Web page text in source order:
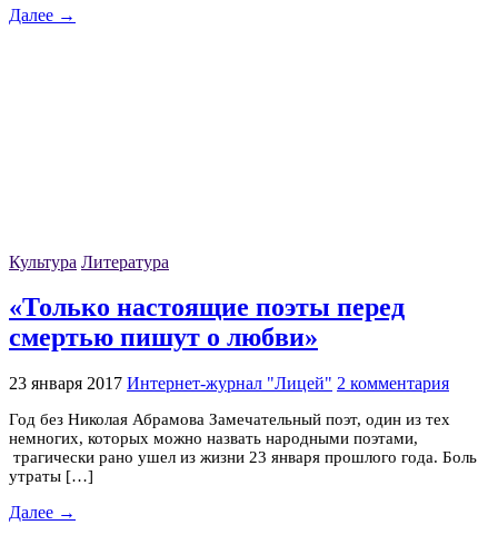
Далее →
Культура Литература
«Только настоящие поэты перед
смертью пишут о любви»
23 января 2017 Интернет-журнал "Лицей" 2 комментария
Год без Николая Абрамова Замечательный поэт, один из тех
немногих, которых можно назвать народными поэтами,
трагически рано ушел из жизни 23 января прошлого года. Боль
утраты […]
Далее →